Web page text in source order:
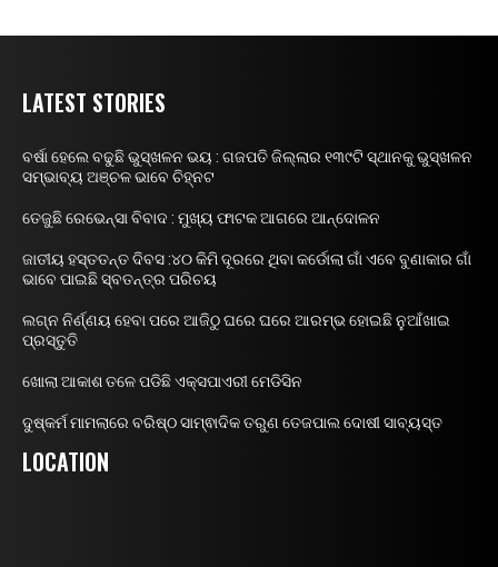
LATEST STORIES
ବର୍ଷା ହେଲେ ବଢୁଛି ଭୁସ୍ଖଳନ ଭୟ : ଗଜପତି ଜିଲ୍ଲାର ୧୩୯ଟି ସ୍ଥାନକୁ ଭୁସ୍ଖଳନ
ସମ୍ଭାବ୍ୟ ଅଞ୍ଚଳ ଭାବେ ଚିହ୍ନଟ
ତେଜୁଛି ରେଭେନ୍ସା ବିବାଦ : ମୁଖ୍ୟ ଫାଟକ ଆଗରେ ଆନ୍ଦୋଳନ
ଜାତୀୟ ହସ୍ତତନ୍ତ ଦିବସ :୪୦ କିମି ଦୂରରେ ଥିବା କର୍ଡୋଲା ଗାଁ ଏବେ ବୁଣାକାର ଗାଁ
ଭାବେ ପାଇଛି ସ୍ବତନ୍ତ୍ର ପରିଚୟ
ଲଗ୍ନ ନିର୍ଣ୍ଣୟ ହେବା ପରେ ଆଜିଠୁ ଘରେ ଘରେ ଆରମ୍ଭ ହୋଇଛି ନୁଆଁଖାଇ
ପ୍ରସ୍ତୁତି
ଖୋଲା ଆକାଶ ତଳେ ପଡିଛି ଏକ୍ସପାଏରୀ ମେଡିସିନ
ଦୁଷ୍କର୍ମ ମାମଲାରେ ବରିଷ୍ଠ ସାମ୍ଵାଦିକ ତରୁଣ ତେଜପାଲ ଦୋଷୀ ସାବ୍ୟସ୍ତ
LOCATION